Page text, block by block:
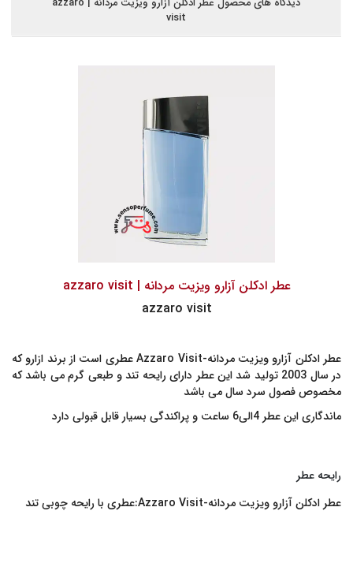
دیدگاه های محصول عطر ادکلن آزارو ویزیت مردانه | azzaro
visit
عطر ادکلن آزارو ویزیت مردانه | azzaro visit
azzaro visit
عطر ادکلن آزارو ویزیت مردانه-Azzaro Visit عطری است از برند ازارو که
در سال 2003 تولید شد این عطر دارای رایحه تند و طبعی گرم می باشد که
مخصوص فصول سرد سال می باشد
ماندگاری این عطر 4الی6 ساعت و پراکندگی بسیار قابل قبولی دارد
رایحه عطر
عطر ادکلن آزارو ویزیت مردانه-Azzaro Visit:
عطری با رایحه چوبی تند